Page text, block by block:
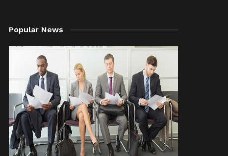
Popular News